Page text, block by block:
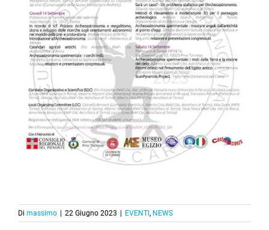
Di massimo | 22 Giugno 2023 | EVENTI, NEWS